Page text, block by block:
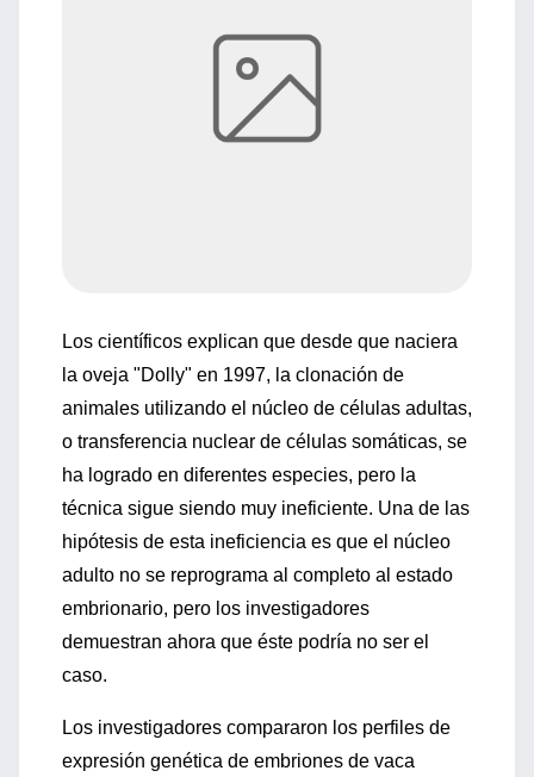
Los científicos explican que desde que naciera
la oveja "Dolly" en 1997, la clonación de
animales utilizando el núcleo de células adultas,
o transferencia nuclear de células somáticas, se
ha logrado en diferentes especies, pero la
técnica sigue siendo muy ineficiente. Una de las
hipótesis de esta ineficiencia es que el núcleo
adulto no se reprograma al completo al estado
embrionario, pero los investigadores
demuestran ahora que éste podría no ser el
caso.
Los investigadores compararon los perfiles de
expresión genética de embriones de vaca